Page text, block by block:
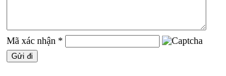
Mã xác nhận *